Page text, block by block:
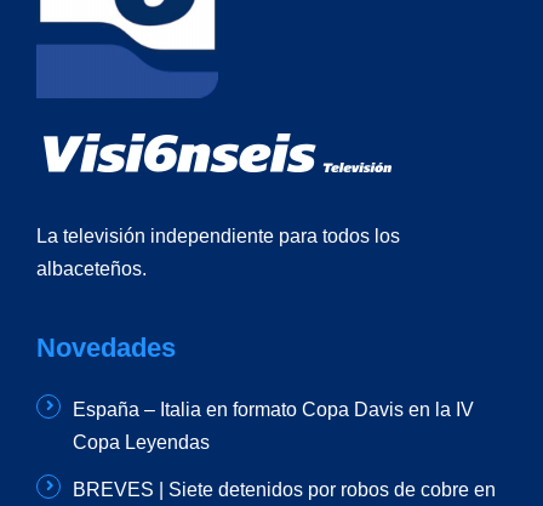
La televisión independiente para todos los
albaceteños.
Novedades
España – Italia en formato Copa Davis en la IV
Copa Leyendas
BREVES | Siete detenidos por robos de cobre en